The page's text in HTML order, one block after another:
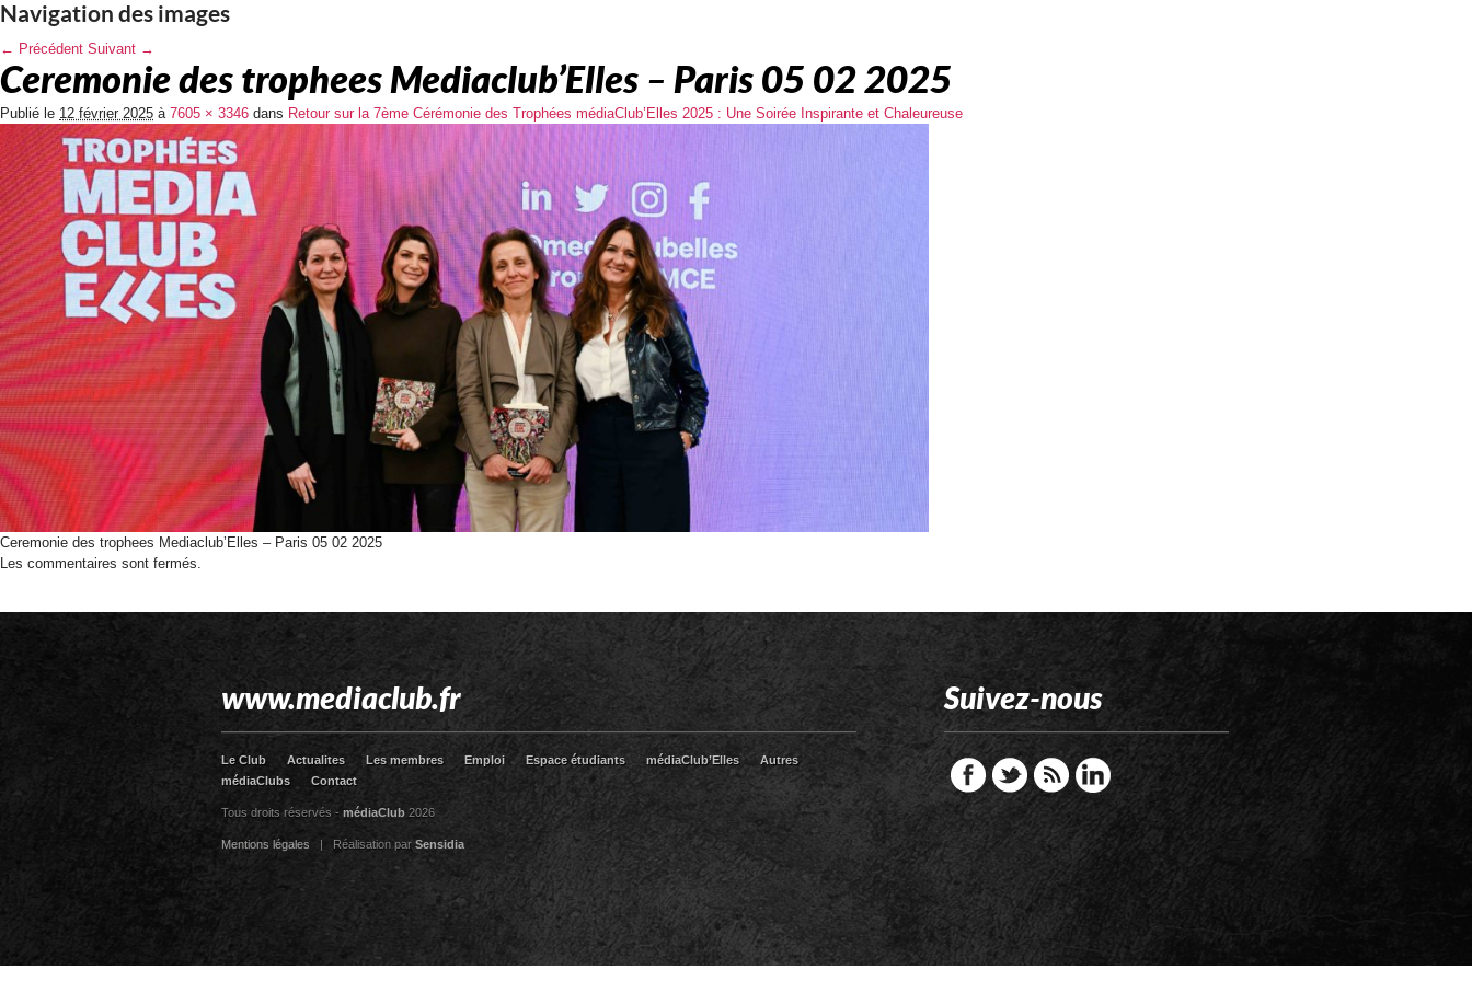
Navigation des images
← Précédent Suivant →
Ceremonie des trophees Mediaclub’Elles – Paris 05 02 2025
Publié le 12 février 2025 à 7605 × 3346 dans Retour sur la 7ème Cérémonie des Trophées médiaClub’Elles 2025 : Une Soirée Inspirante et Chaleureuse
Ceremonie des trophees Mediaclub’Elles – Paris 05 02 2025
Les commentaires sont fermés.
www.mediaclub.fr
Le Club Actualites Les membres Emploi Espace étudiants médiaClub’Elles
Autres
médiaClubs
Contact
Tous droits réservés - médiaClub 2026
Mentions légales | Réalisation par Sensidia
Suivez-nous
FacebookTwitter RSS LinkedIn